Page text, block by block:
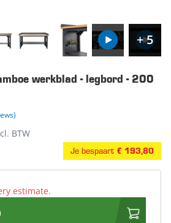
+ 5
werkblad - legbord - 200
BTW
Je bespaart € 193,80
estimate.